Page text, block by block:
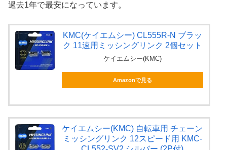
過去1年で最安になっています。
KMC(ケイエムシー) CL555R-N ブラッ
ク 11速用ミッシングリンク 2個セット
ケイエムシー(KMC)
Amazonで見る
ケイエムシー(KMC) 自転車用 チェーン
ミッシングリンク 12スピード用 KMC-